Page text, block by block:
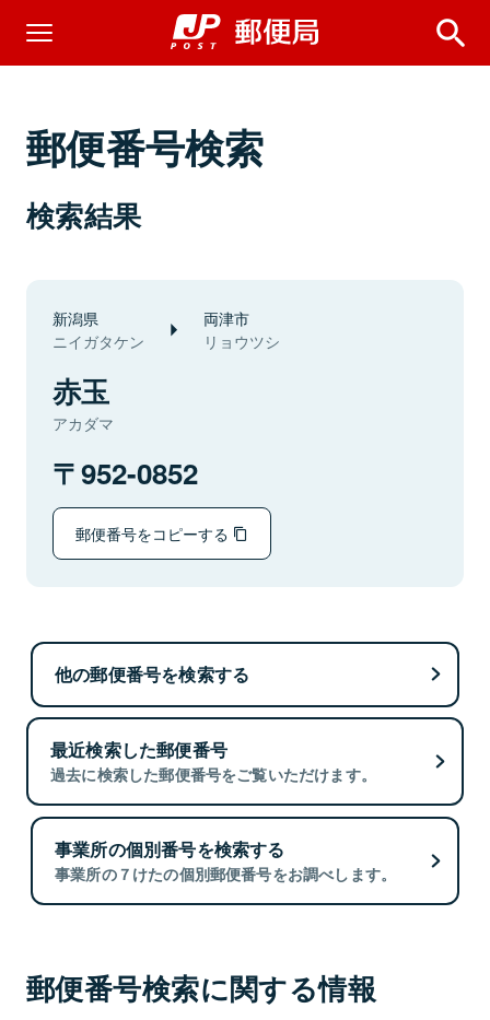
郵便番号検索
検索結果
新潟県
ニイガタケン
両津市
リョウツシ
赤玉
アカダマ
952-0852
郵便番号をコピーする
他の郵便番号を検索する
最近検索した郵便番号
過去に検索した郵便番号をご覧いただけます。
事業所の個別番号を検索する
事業所の７けたの個別郵便番号をお調べします。
郵便番号検索に関する情報